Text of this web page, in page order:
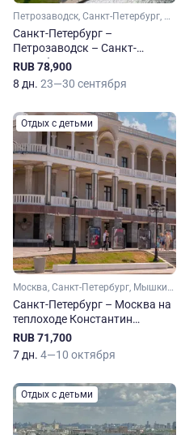
Петрозаводск, Санкт-Петербург, Свирьстрой, Верхние Мандроги
Санкт-Петербург –
Петрозаводск – Санкт-
Петербург на теплоходе Ленин
RUB 78,900
8 дн. 23—30 сентября
Отдых с детьми
Москва, Санкт-Петербург, Мышкин, Верхние Мандроги
Санкт-Петербург – Москва на
теплоходе Константин
Симонов
RUB 71,700
7 дн. 4—10 октября
Отдых с детьми